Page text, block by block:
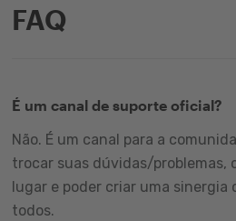
FAQ
É um canal de suporte oficial?
Não. É um canal para a
trocar suas dúvidas/problemas,
lugar e poder criar uma
todos.